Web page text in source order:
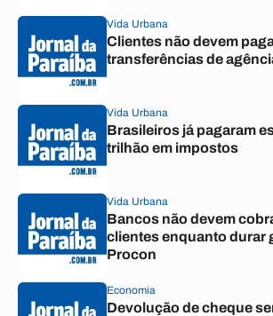
Vida Urbana
Clientes não devem
transferências de
Vida Urbana
Brasileiros já pagaram
trilhão em impostos
Vida Urbana
Bancos não devem
clientes enquanto durar
Procon
Economia
Devolução de cheque